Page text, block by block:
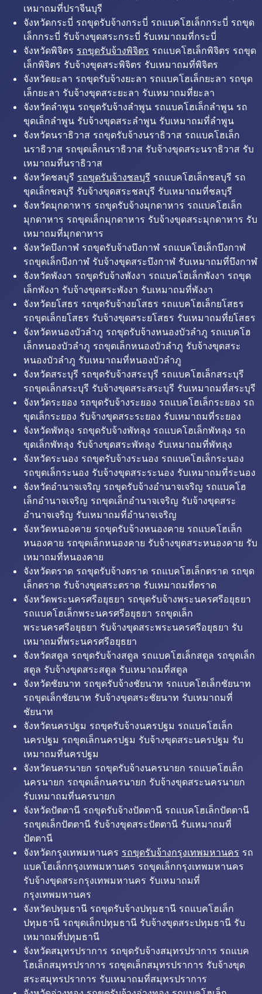
เหมาถมที่ปราจีนบุรี
จังหวัดกระบี่ รถขุดรับจ้างกระบี่ รถแบคโฮเล็กกระบี่ รถขุด
เล็กกระบี่ รับจ้างขุดสระกระบี่ รับเหมาถมที่กระบี่
จังหวัดพิจิตร รถขุดรับจ้างพิจิตร รถแบคโฮเล็กพิจิตร รถขุด
เล็กพิจิตร รับจ้างขุดสระพิจิตร รับเหมาถมที่พิจิตร
จังหวัดยะลา รถขุดรับจ้างยะลา รถแบคโฮเล็กยะลา รถขุด
เล็กยะลา รับจ้างขุดสระยะลา รับเหมาถมที่ยะลา
จังหวัดลำพูน รถขุดรับจ้างลำพูน รถแบคโฮเล็กลำพูน รถ
ขุดเล็กลำพูน รับจ้างขุดสระลำพูน รับเหมาถมที่ลำพูน
จังหวัดนราธิวาส รถขุดรับจ้างนราธิวาส รถแบคโฮเล็ก
นราธิวาส รถขุดเล็กนราธิวาส รับจ้างขุดสระนราธิวาส รับ
เหมาถมที่นราธิวาส
จังหวัดชลบุรี รถขุดรับจ้างชลบุรี รถแบคโฮเล็กชลบุรี รถ
ขุดเล็กชลบุรี รับจ้างขุดสระชลบุรี รับเหมาถมที่ชลบุรี
จังหวัดมุกดาหาร รถขุดรับจ้างมุกดาหาร รถแบคโฮเล็ก
มุกดาหาร รถขุดเล็กมุกดาหาร รับจ้างขุดสระมุกดาหาร รับ
เหมาถมที่มุกดาหาร
จังหวัดบึงกาฬ รถขุดรับจ้างบึงกาฬ รถแบคโฮเล็กบึงกาฬ
รถขุดเล็กบึงกาฬ รับจ้างขุดสระบึงกาฬ รับเหมาถมที่บึงกาฬ
จังหวัดพังงา รถขุดรับจ้างพังงา รถแบคโฮเล็กพังงา รถขุด
เล็กพังงา รับจ้างขุดสระพังงา รับเหมาถมที่พังงา
จังหวัดยโสธร รถขุดรับจ้างยโสธร รถแบคโฮเล็กยโสธร
รถขุดเล็กยโสธร รับจ้างขุดสระยโสธร รับเหมาถมที่ยโสธร
จังหวัดหนองบัวลำภู รถขุดรับจ้างหนองบัวลำภู รถแบคโฮ
เล็กหนองบัวลำภู รถขุดเล็กหนองบัวลำภู รับจ้างขุดสระ
หนองบัวลำภู รับเหมาถมที่หนองบัวลำภู
จังหวัดสระบุรี รถขุดรับจ้างสระบุรี รถแบคโฮเล็กสระบุรี
รถขุดเล็กสระบุรี รับจ้างขุดสระสระบุรี รับเหมาถมที่สระบุรี
จังหวัดระยอง รถขุดรับจ้างระยอง รถแบคโฮเล็กระยอง รถ
ขุดเล็กระยอง รับจ้างขุดสระระยอง รับเหมาถมที่ระยอง
จังหวัดพัทลุง รถขุดรับจ้างพัทลุง รถแบคโฮเล็กพัทลุง รถ
ขุดเล็กพัทลุง รับจ้างขุดสระพัทลุง รับเหมาถมที่พัทลุง
จังหวัดระนอง รถขุดรับจ้างระนอง รถแบคโฮเล็กระนอง
รถขุดเล็กระนอง รับจ้างขุดสระระนอง รับเหมาถมที่ระนอง
จังหวัดอำนาจเจริญ รถขุดรับจ้างอำนาจเจริญ รถแบคโฮ
เล็กอำนาจเจริญ รถขุดเล็กอำนาจเจริญ รับจ้างขุดสระ
อำนาจเจริญ รับเหมาถมที่อำนาจเจริญ
จังหวัดหนองคาย รถขุดรับจ้างหนองคาย รถแบคโฮเล็ก
หนองคาย รถขุดเล็กหนองคาย รับจ้างขุดสระหนองคาย รับ
เหมาถมที่หนองคาย
จังหวัดตราด รถขุดรับจ้างตราด รถแบคโฮเล็กตราด รถขุด
เล็กตราด รับจ้างขุดสระตราด รับเหมาถมที่ตราด
จังหวัดพระนครศรีอยุธยา รถขุดรับจ้างพระนครศรีอยุธยา
รถแบคโฮเล็กพระนครศรีอยุธยา รถขุดเล็ก
พระนครศรีอยุธยา รับจ้างขุดสระพระนครศรีอยุธยา รับ
เหมาถมที่พระนครศรีอยุธยา
จังหวัดสตูล รถขุดรับจ้างสตูล รถแบคโฮเล็กสตูล รถขุดเล็ก
สตูล รับจ้างขุดสระสตูล รับเหมาถมที่สตูล
จังหวัดชัยนาท รถขุดรับจ้างชัยนาท รถแบคโฮเล็กชัยนาท
รถขุดเล็กชัยนาท รับจ้างขุดสระชัยนาท รับเหมาถมที่
ชัยนาท
จังหวัดนครปฐม รถขุดรับจ้างนครปฐม รถแบคโฮเล็ก
นครปฐม รถขุดเล็กนครปฐม รับจ้างขุดสระนครปฐม รับ
เหมาถมที่นครปฐม
จังหวัดนครนายก รถขุดรับจ้างนครนายก รถแบคโฮเล็ก
นครนายก รถขุดเล็กนครนายก รับจ้างขุดสระนครนายก
รับเหมาถมที่นครนายก
จังหวัดปัตตานี รถขุดรับจ้างปัตตานี รถแบคโฮเล็กปัตตานี
รถขุดเล็กปัตตานี รับจ้างขุดสระปัตตานี รับเหมาถมที่
ปัตตานี
จังหวัดกรุงเทพมหานคร รถขุดรับจ้างกรุงเทพมหานคร รถ
แบคโฮเล็กกรุงเทพมหานคร รถขุดเล็กกรุงเทพมหานคร
รับจ้างขุดสระกรุงเทพมหานคร รับเหมาถมที่
กรุงเทพมหานคร
จังหวัดปทุมธานี รถขุดรับจ้างปทุมธานี รถแบคโฮเล็ก
ปทุมธานี รถขุดเล็กปทุมธานี รับจ้างขุดสระปทุมธานี รับ
เหมาถมที่ปทุมธานี
จังหวัดสมุทรปราการ รถขุดรับจ้างสมุทรปราการ รถแบค
โฮเล็กสมุทรปราการ รถขุดเล็กสมุทรปราการ รับจ้างขุด
สระสมุทรปราการ รับเหมาถมที่สมุทรปราการ